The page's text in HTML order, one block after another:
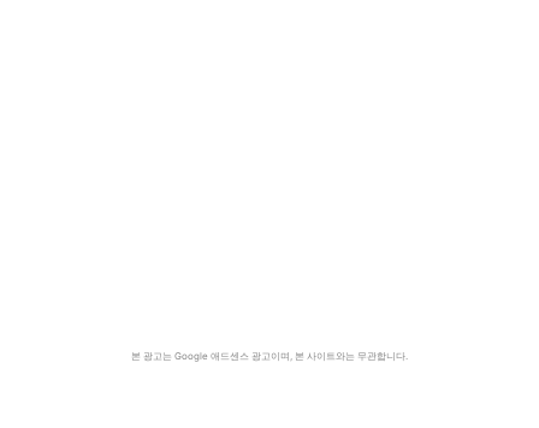
본 광고는 Google 애드센스 광고이며, 본 사이트와는 무관합니다.